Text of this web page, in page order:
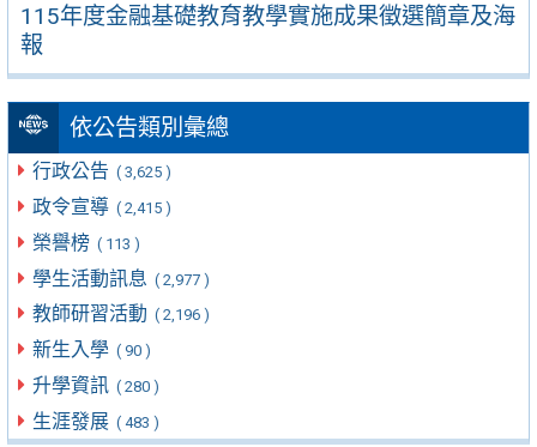
115年度金融基礎教育教學實施成果徵選簡章及海
報
依公告類別彙總
行政公告 ( 3,625 )
政令宣導 ( 2,415 )
榮譽榜 ( 113 )
學生活動訊息 ( 2,977 )
教師研習活動 ( 2,196 )
新生入學 ( 90 )
升學資訊 ( 280 )
生涯發展 ( 483 )